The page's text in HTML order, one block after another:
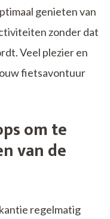
genieten van
zonder dat
Veel plezier en
fietsavontuur
om te
van de
regelmatig